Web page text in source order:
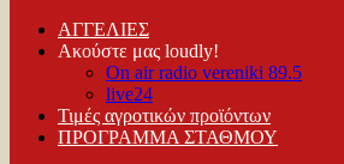
ΑΓΓΕΛΙΕΣ
Ακούστε μας loudly!
On air radio vereniki 89.5
live24
Τιμές αγροτικών προϊόντων
ΠΡΟΓΡΑΜΜΑ ΣΤΑΘΜΟΥ